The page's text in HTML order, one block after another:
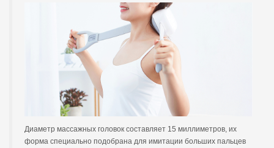
Диаметр массажных головок составляет 15 миллиметров, их
форма специально подобрана для имитации больших пальцев